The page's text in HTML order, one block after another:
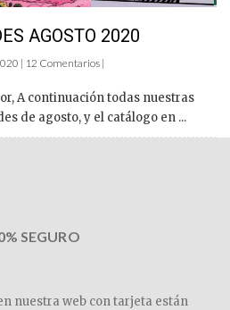
AGOSTO 2020
| 12 Comentarios |
A continuación todas nuestras
de agosto, y el catálogo en ...
SEGURO
nuestra web con tarjeta están